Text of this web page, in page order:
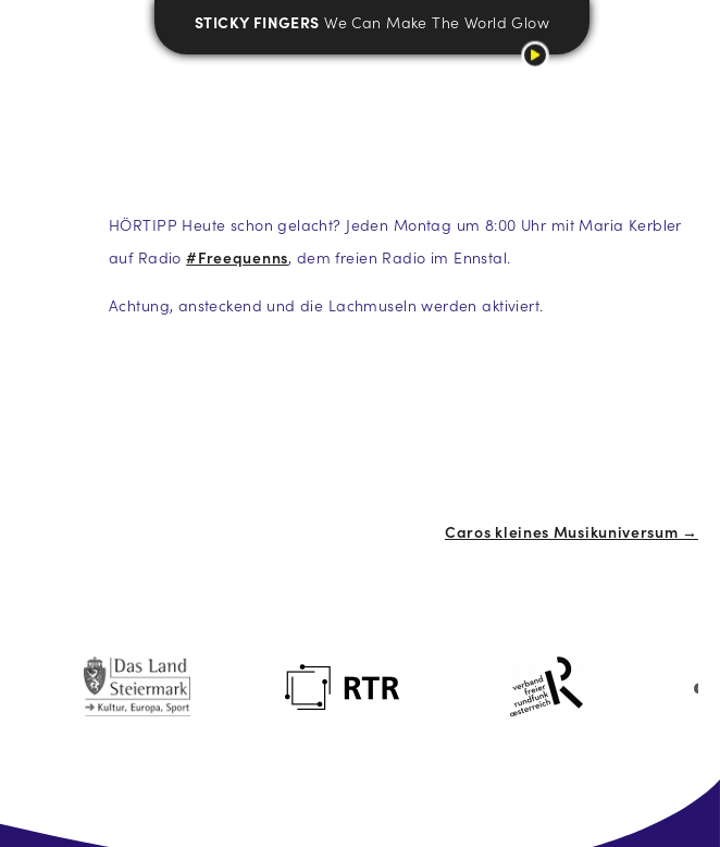
STICKY FINGERS We Can Make The World Glow
HÖRTIPP Heute schon gelacht? Jeden Montag um 8:00 Uhr mit Maria Kerbler
auf Radio#Freequenns, dem freien Radio im Ennstal.
Achtung, ansteckend und die Lachmuseln werden aktiviert.
Caros kleines Musikuniversum →